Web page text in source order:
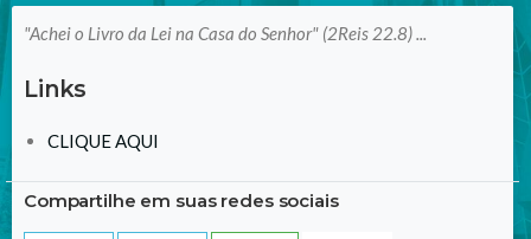
"Achei o Livro da Lei na Casa do Senhor" (2Reis 22.8) ...
Links
CLIQUE AQUI
Compartilhe em suas redes sociais